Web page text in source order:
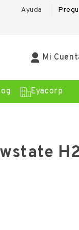
Ayuda
Mi
Eyacorp